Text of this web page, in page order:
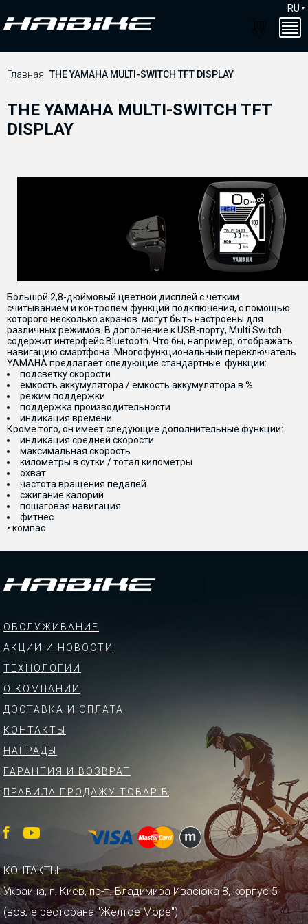
RU
Главная THE YAMAHA MULTI-SWITCH TFT DISPLAY
THE YAMAHA MULTI-SWITCH TFT
DISPLAY
Большой 2,8-дюймовый цветной дисплей с четким
считыванием и контролем функций подключения, с помощью
которого несколько экранов могут быть настроены для
различных режимов. В дополнение к USB-порту, Multi Switch
содержит интерфейс Bluetooth. Что бы, например, отображать
навигацию смартфона. Многофункциональный переключатель
YAMAHA предлагает следующие стандартные функции:
подсветку скорости
емкость аккумулятора / емкость аккумулятора в %
режим поддержки
поддержка производительности
индикация времени
Кроме того, он имеет следующие дополнительные функции:
индикация средней скорости
максимальная скорость
километры в сутки / тотал километры
охват
частота вращения педалей
сжигание калорий
пошаговая навигация
фитнес
• компас
ОБСЛУЖИВАНИЕ
АКЦИИ И НОВОСТИ
ТЕХНОЛОГИИ
О КОМПАНИИ
ДОСТАВКА И ОПЛАТА
КОНТАКТЫ
НАГРАДЫ
ГАРАНТИЯ И ВОЗВРАТ
ПРАВИЛА ПРОДАЖУ ТОВАРІВ
КОНТАКТЫ:
Украина, г. Киев, пр-т. Владимира Ивасюка 8, корпус 5
(возле ресторана "Желтое Море")